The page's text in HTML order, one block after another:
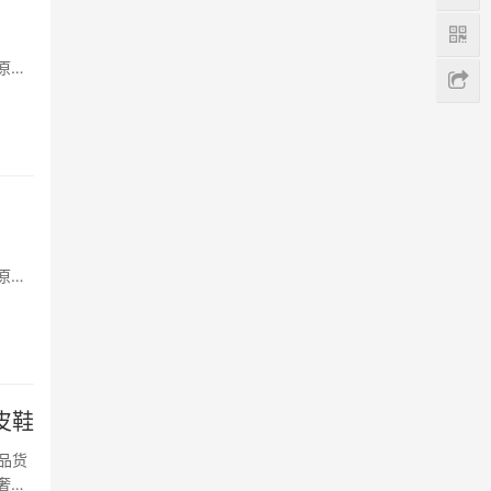
版
版
鞋
货
侈